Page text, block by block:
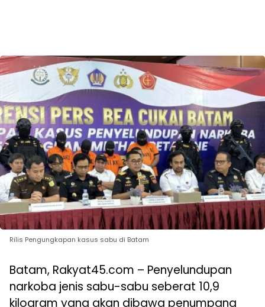
Rilis Pengungkapan kasus sabu di Batam
Batam, Rakyat45.com – Penyelundupan
narkoba jenis sabu-sabu seberat 10,9
kilogram yang akan dibawa penumpang